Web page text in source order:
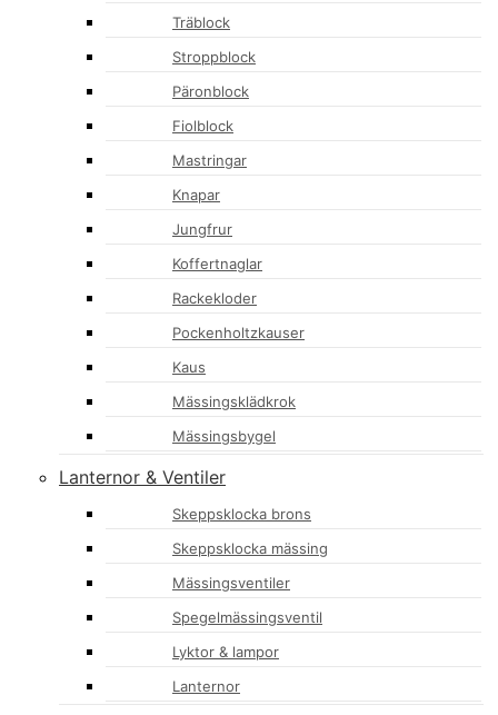
Träblock
Stroppblock
Päronblock
Fiolblock
Mastringar
Knapar
Jungfrur
Koffertnaglar
Rackekloder
Pockenholtzkauser
Kaus
Mässingsklädkrok
Mässingsbygel
Lanternor & Ventiler
Skeppsklocka brons
Skeppsklocka mässing
Mässingsventiler
Spegelmässingsventil
Lyktor & lampor
Lanternor